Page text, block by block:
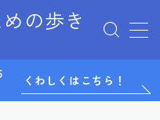
の歩き
くわしくはこちら！